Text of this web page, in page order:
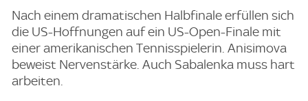
Nach einem dramatischen Halbfinale erfüllen sich
die US-Hoffnungen auf ein US-Open-Finale mit
einer amerikanischen Tennisspielerin. Anisimova
beweist Nervenstärke. Auch Sabalenka muss hart
arbeiten.